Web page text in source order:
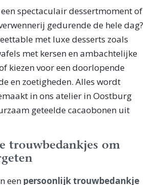
spectaculair dessertmoment of
gedurende de hele dag?
met luxe desserts zoals
met kersen en ambachtelijke
kiezen voor een doorlopende
en zoetigheden. Alles wordt
in ons atelier in Oostburg
geteelde cacaobonen uit
trouwbedankjes om
een persoonlijk trouwbedankje